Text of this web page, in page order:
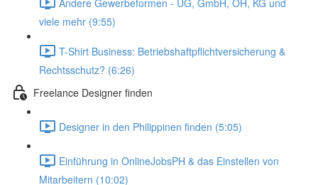
viele mehr (9:55)
T-Shirt Business: Betriebshaftpflichtversicherung &
Rechtsschutz? (6:26)
Freelance Designer finden
Designer in den Philippinen finden (5:05)
Einführung in OnlineJobsPH & das Einstellen von
Mitarbeitern (10:02)